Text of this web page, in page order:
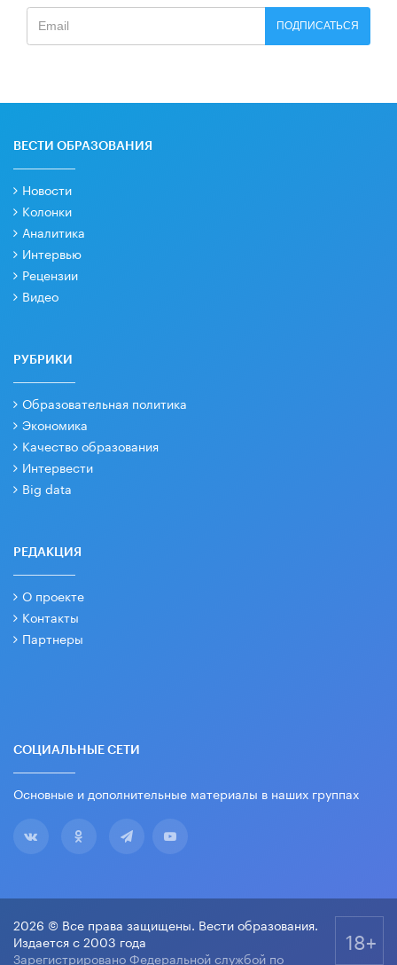
ПОДПИСАТЬСЯ
ВЕСТИ ОБРАЗОВАНИЯ
Новости
Колонки
Аналитика
Интервью
Рецензии
Видео
РУБРИКИ
Образовательная политика
Экономика
Качество образования
Интервести
Big data
РЕДАКЦИЯ
О проекте
Контакты
Партнеры
СОЦИАЛЬНЫЕ СЕТИ
Основные и дополнительные материалы в наших группах
2026 © Все права защищены. Вести образования.
Издается с 2003 года
Зарегистрировано Федеральной службой по
18+